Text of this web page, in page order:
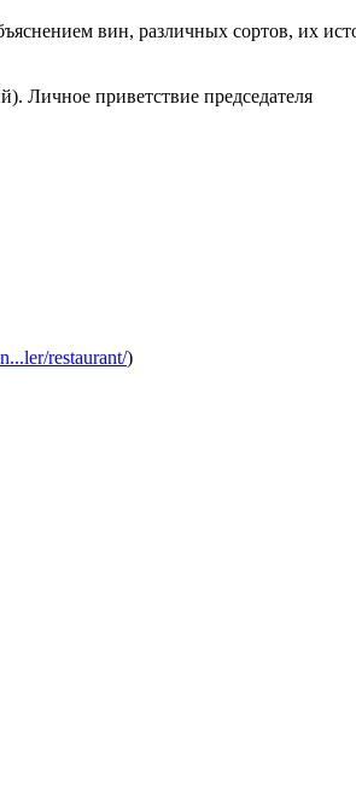
вин, различных сортов, их
Личное приветствие председателя
restaurant/)